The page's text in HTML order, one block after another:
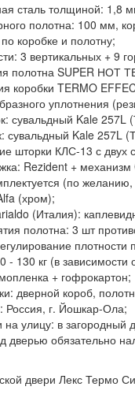
сталь толщиной: 1,8
полотна: 100 мм,
коробке и полотну;
3 вертикальных + 9
полотна SUPER НОТ
коробки TERMO
уплотнения
сувальдный Kale 257L
сувальдный Kale 257L
шторки КЛС-13 с двух
Rezident +
(по
(хром);
(Италия):
полотна: 3 шт
плотности
- 130 кг (в зависимости
+ гофрокартон;
дверной короб,
Россия, г. Йошкар-Ола;
на улицу: в загородный
дверью обязательно
двери Лекс Термо